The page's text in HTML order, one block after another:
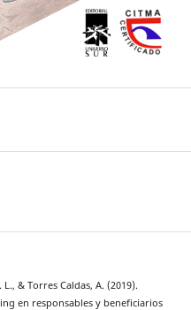
L., & Torres Caldas, A. (2019).
en responsables y beneficiarios